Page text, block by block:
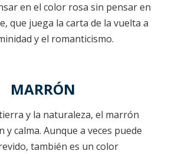
en el color rosa sin pensar en
que juega la carta de la vuelta a
y el romanticismo.
MARRÓN
y la naturaleza, el marrón
y calma. Aunque a veces puede
también es un color